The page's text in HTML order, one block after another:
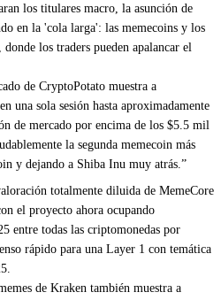
los titulares macro, la asunción de
en la 'cola larga': las memecoins y los
los traders pueden apalancar el
de CryptoPotato muestra a
una sola sesión hasta aproximadamente
de mercado por encima de los $5.5 mil
la segunda memecoin más
y dejando a Shiba Inu muy atrás.”
totalmente diluida de MemeCore
el proyecto ahora ocupando
entre todas las criptomonedas por
rápido para una Layer 1 con temática
de Kraken también muestra a